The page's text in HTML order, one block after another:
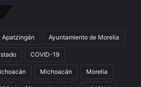
Apatzingán Ayuntamiento de Morelia
COVID-19
Michoacán Morelia